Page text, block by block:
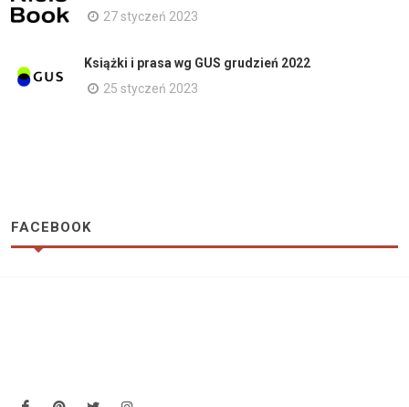
27 styczeń 2023
Książki i prasa wg GUS grudzień 2022
25 styczeń 2023
FACEBOOK